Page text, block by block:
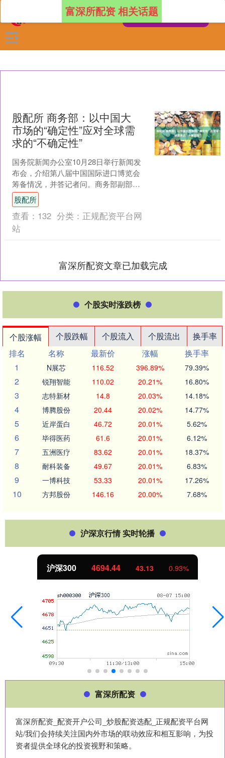
富深所配资 相关话题
股配所 商务部：以中国大
市场的“确定性”应对全球需
求的“不确定性”
国务院新闻办公室10月28日举行新闻发
布会，介绍第八届中国国际进口博览会
筹备情况，并答记者问。商务部副部长
盛秋平表示，以中国大市场的“确定性”应
对全球需求的“不....
股配所
查看： 132 分类： 正规配资平台网
站
富深所配资文章已加载完成
个股实时涨跌榜
个股涨幅 个股跌幅 个股流入 个股流出
换手率
排名
名称 最新价 涨幅
换手率
1
N展芯 116.52 396.89% 79.39%
2 锐翔智能 110.02 20.21% 16.80%
3 志特新材 14.8 20.03% 14.18%
4 博腾股份 20.44 20.02% 14.77%
5 近岸蛋白 46.72 20.01% 5.62%
6 毕得医药 61.6 20.01% 6.12%
7 五洲医疗 83.62 20.01% 18.37%
8 耐科装备 49.67 20.01% 6.83%
9 一博科技 53.33 20.01% 17.26%
10 方邦股份 146.16 20.00% 7.68%
沪深京行情 实时轮播
北证50 1134.24 11.37 1.01%
富深所配资
富深所配资_配资开户公司_炒股配资选配_正规配资平台网
站/我们会持续关注国内外市场的联动效应和相互影响，为投
资者提供全球化的投资视野和策略。